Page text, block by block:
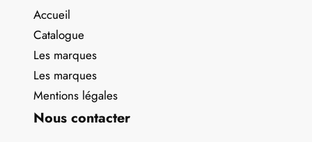
Accueil
Catalogue
Les marques
Les marques
Mentions légales
Nous contacter